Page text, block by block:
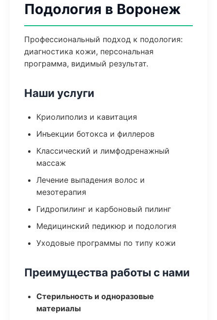
Подология в Воронеж
Профессиональный подход к подология:
диагностика кожи, персональная
программа, видимый результат.
Наши услуги
Криолиполиз и кавитация
Инъекции ботокса и филлеров
Классический и лимфодренажный
массаж
Лечение выпадения волос и
мезотерапия
Гидропилинг и карбоновый пилинг
Медицинский педикюр и подология
Уходовые программы по типу кожи
Преимущества работы с нами
Стерильность и одноразовые
материалы